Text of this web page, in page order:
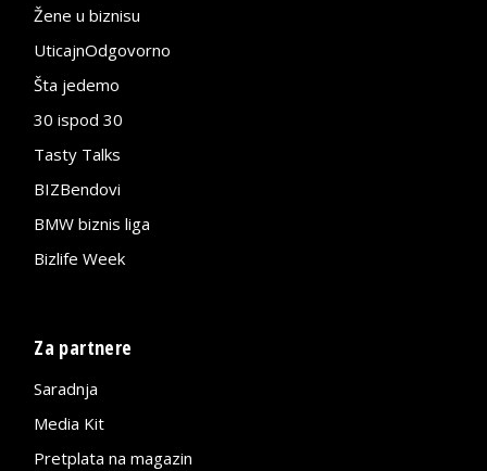
Žene u biznisu
UticajnOdgovorno
Šta jedemo
30 ispod 30
Tasty Talks
BIZBendovi
BMW biznis liga
Bizlife Week
Za partnere
Saradnja
Media Kit
Pretplata na magazin